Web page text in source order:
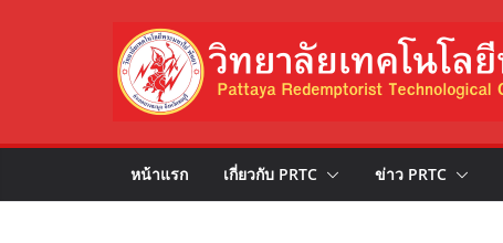
หน้าแรก เกี่ยวกับ PRTC ข่าว PRTC